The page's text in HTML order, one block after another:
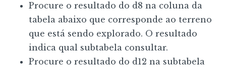
Procure o resultado do d8 na coluna da
tabela abaixo que corresponde ao terreno
que está sendo explorado. O resultado
indica qual subtabela consultar.
Procure o resultado do d12 na subtabela